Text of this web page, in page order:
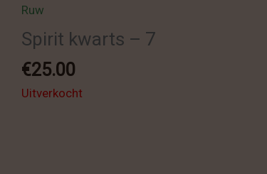
Ruw
Spirit kwarts – 7
€25.00
Uitverkocht